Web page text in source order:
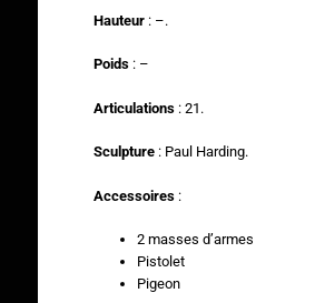
Hauteur : –.
Poids: –
Articulations: 21.
Sculpture : Paul Harding.
Accessoires:
2 masses d’armes
Pistolet
Pigeon